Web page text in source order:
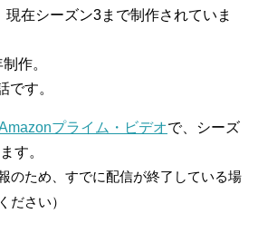
在シーズン3まで制作されていま
作。
です。
プライム・ビデオで、シーズ
す。
のため、すでに配信が終了している場
ださい）